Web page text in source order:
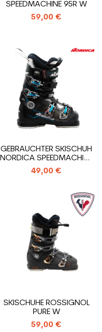
SPEEDMACHINE 95R W
59,00 €
GEBRAUCHTER SKISCHUH
NORDICA SPEEDMACHINE
95 WR
49,00 €
SKISCHUHE ROSSIGNOL
PURE W
59,00 €